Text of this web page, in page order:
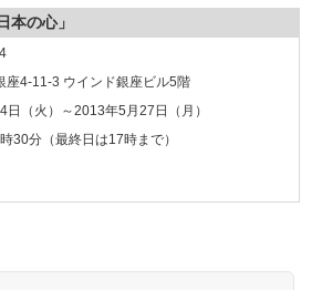
本の心」
座4-11-3 ウインド銀座ビル5階
（火）～2013年5月27日（月）
30分（最終日は17時まで）